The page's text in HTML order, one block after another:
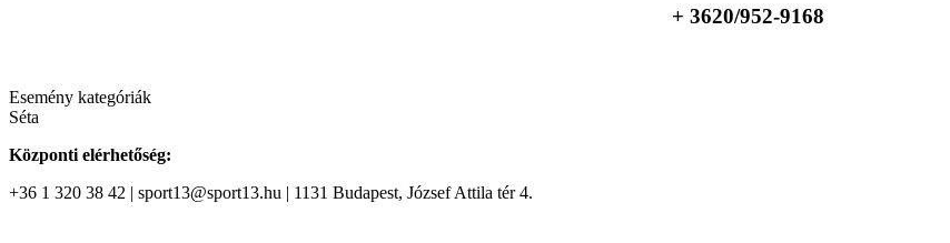
+ 3620/952-9168
Esemény kategóriák
Séta
Központi elérhetőség:
+36 1 320 38 42 | sport13@sport13.hu | 1131 Budapest, József Attila tér 4.